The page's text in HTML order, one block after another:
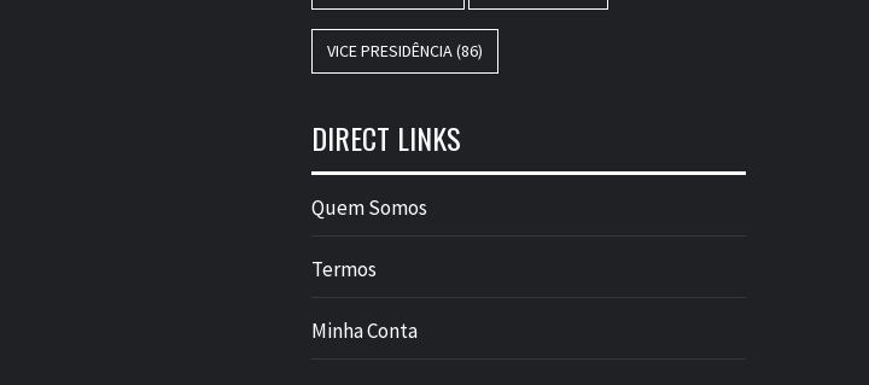
VICE PRESIDÊNCIA (86)
DIRECT LINKS
Quem Somos
Termos
Minha Conta